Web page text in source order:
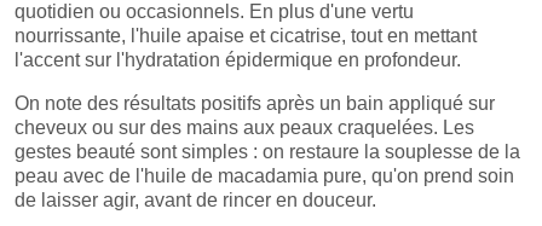
quotidien ou occasionnels. En plus d'une vertu
nourrissante, l'huile apaise et cicatrise, tout en mettant
l'accent sur l'hydratation épidermique en profondeur.
On note des résultats positifs après un bain appliqué sur
cheveux ou sur des mains aux peaux craquelées. Les
gestes beauté sont simples : on restaure la souplesse de la
peau avec de l'huile de macadamia pure, qu'on prend soin
de laisser agir, avant de rincer en douceur.